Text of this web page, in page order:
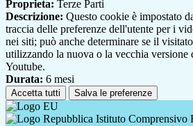
Proprieta: Terze Parti
Descrizione: Questo cookie è impostato
traccia delle preferenze dell'utente per i
nei siti; può anche determinare se il
utilizzando la nuova o la vecchia versione
Youtube.
Durata: 6 mesi
Accetta tutti Salva le preferenze
Istituto Comprensivo